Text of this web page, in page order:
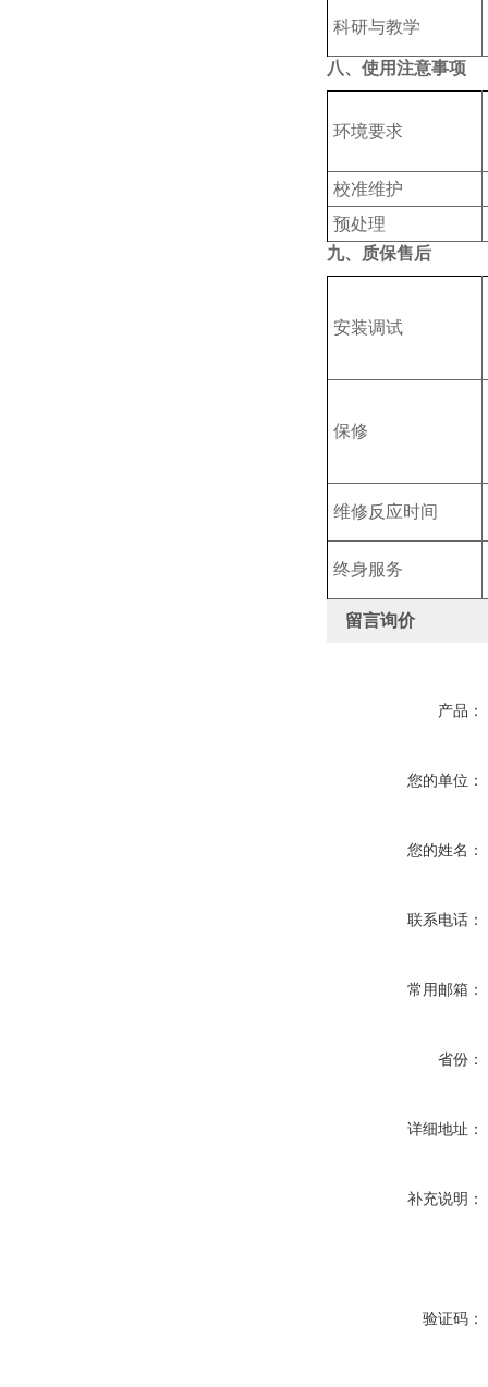
科研与教学
八、使用注意事项
‌环境要求
‌校准维护‌
预处理
九、质保售后
安装调试
保修
维修反应时间
终身服务
留言询价
产品：
您的单位：
您的姓名：
联系电话：
常用邮箱：
省份：
详细地址：
补充说明：
验证码：